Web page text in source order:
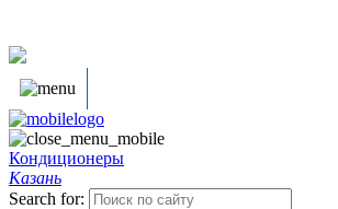
Кондиционеры
Казань
Search for: